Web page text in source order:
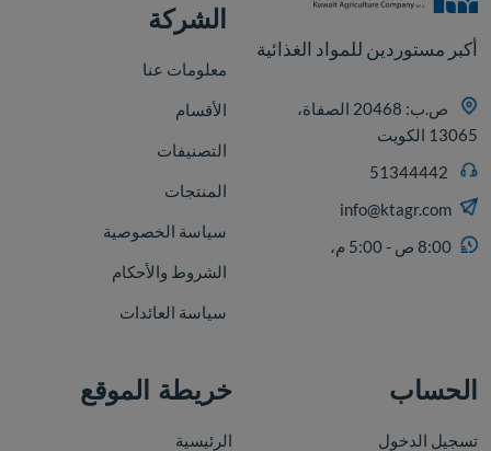
أكبر مستوردين للمواد الغذائية
ص.ب: 20468 الصفاة،
13065 الكويت
info@ktagr.com
8:00 ص - 5:00 م،
الشركة
معلومات عنا
الأقسام
التصنيفات
المنتجات
سياسة الخصوصية
الشروط والأحكام
سياسة العائدات
الحساب
تسجيل الدخول
خريطة الموقع
الرئيسية